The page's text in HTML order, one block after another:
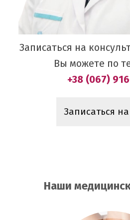
Записаться на
Вы можете по
+38 (067)
Записаться
Наши